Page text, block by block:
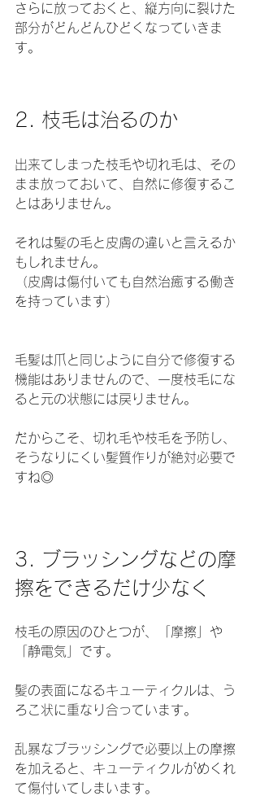
さらに放っておくと、縦方向に裂けた
部分がどんどんひどくなっていきま
す。
2. 枝毛は治るのか
出来てしまった枝毛や切れ毛は、その
まま放っておいて、自然に修復するこ
とはありません。
それは髪の毛と皮膚の違いと言えるか
もしれません。
（皮膚は傷付いても自然治癒する働き
を持っています）
毛髪は爪と同じように自分で修復する
機能はありませんので、一度枝毛にな
ると元の状態には戻りません。
だからこそ、切れ毛や枝毛を予防し、
そうなりにくい髪質作りが絶対必要で
すね◎
3. ブラッシングなどの摩
擦をできるだけ少なく
枝毛の原因のひとつが、「摩擦」や
「静電気」です。
髪の表面になるキューティクルは、う
ろこ状に重なり合っています。
乱暴なブラッシングで必要以上の摩擦
を加えると、キューティクルがめくれ
て傷付いてしまいます。